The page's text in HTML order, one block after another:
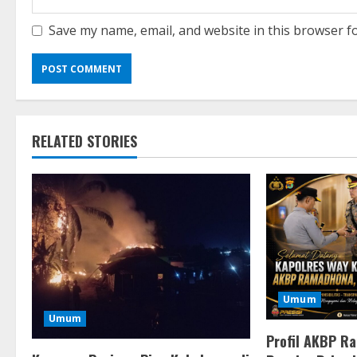
Save my name, email, and website in this browser
RELATED STORIES
Umum
Umum
Profil AKBP